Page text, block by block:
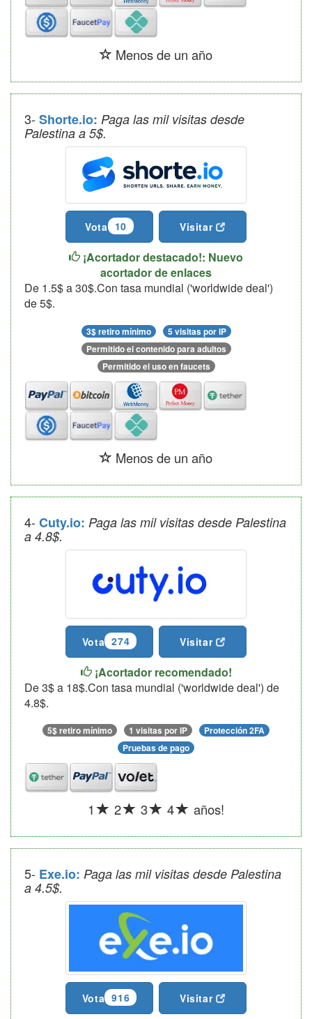
Menos de un año
3-Shorte.io:Paga las mil visitas desde
Palestina a 5$.
Vota 10 Visitar
¡Acortador destacado!: Nuevo
acortador de enlaces
De 1.5$ a 30$.Con tasa mundial ('worldwide deal')
de 5$.
3$ retiro mínimo
5 visitas por IP
Permitido el contenido para adultos
Permitido el uso en faucets
Menos de un año
4-Cuty.io:Paga las mil visitas desde Palestina
a 4.8$.
Vota 274 Visitar
¡Acortador recomendado!
De 3$ a 18$.Con tasa mundial ('worldwide deal') de
4.8$.
5$ retiro mínimo 1 visitas por IP
Protección 2FA
Pruebas de pago
1 2 3 4 años!
5- Exe.io:Paga las mil visitas desde Palestina
a 4.5$.
Vota 916 Visitar